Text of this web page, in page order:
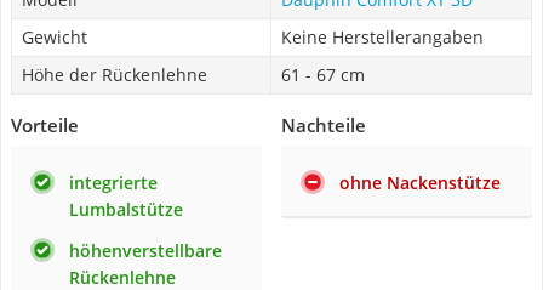
Gewicht
Keine Herstellerangaben
Höhe der Rückenlehne
61 - 67 cm
Vorteile
integrierte
Lumbalstütze
höhenverstellbare
Rückenlehne
Nachteile
ohne Nackenstütze